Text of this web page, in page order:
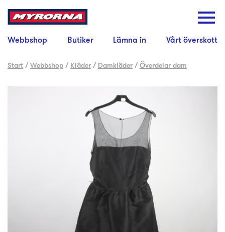
Webbshop Butiker Lämna in Vårt överskott
Start /Webbshop / Kläder / Damkläder /Överdelar dam